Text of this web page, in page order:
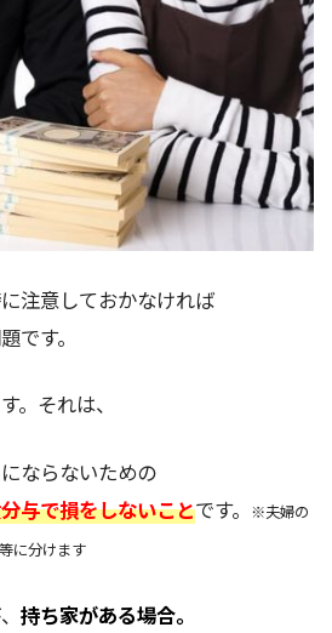
注意しておかなければ
です。
。それは、
ならないための
与で損をしないことです。
※夫婦の
に分けます
持ち家がある場合。